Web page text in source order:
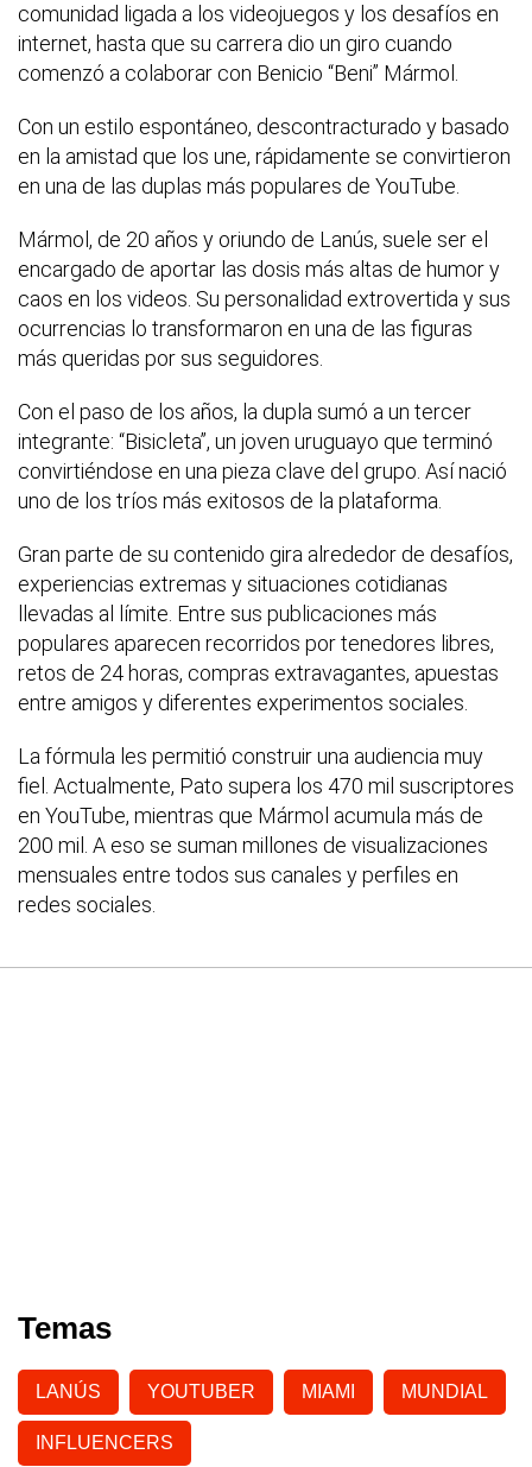
comunidad ligada a los videojuegos y los desafíos en
internet, hasta que su carrera dio un giro cuando
comenzó a colaborar con Benicio “Beni” Mármol.
Con un estilo espontáneo, descontracturado y basado
en la amistad que los une, rápidamente se convirtieron
en una de las duplas más populares de YouTube.
Mármol, de 20 años y oriundo de Lanús, suele ser el
encargado de aportar las dosis más altas de humor y
caos en los videos. Su personalidad extrovertida y sus
ocurrencias lo transformaron en una de las figuras
más queridas por sus seguidores.
Con el paso de los años, la dupla sumó a un tercer
integrante: “Bisicleta”, un joven uruguayo que terminó
convirtiéndose en una pieza clave del grupo. Así nació
uno de los tríos más exitosos de la plataforma.
Gran parte de su contenido gira alrededor de desafíos,
experiencias extremas y situaciones cotidianas
llevadas al límite. Entre sus publicaciones más
populares aparecen recorridos por tenedores libres,
retos de 24 horas, compras extravagantes, apuestas
entre amigos y diferentes experimentos sociales.
La fórmula les permitió construir una audiencia muy
fiel. Actualmente, Pato supera los 470 mil suscriptores
en YouTube, mientras que Mármol acumula más de
200 mil. A eso se suman millones de visualizaciones
mensuales entre todos sus canales y perfiles en
redes sociales.
Temas
LANÚS YOUTUBER MIAMI MUNDIAL
INFLUENCERS